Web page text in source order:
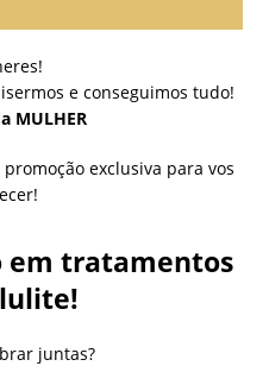
e conseguimos tudo!
MULHER
exclusiva para vos
em tratamentos
juntas?